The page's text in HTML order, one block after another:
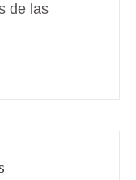
de las